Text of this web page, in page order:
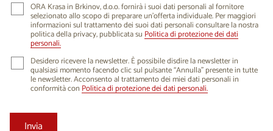
ORA Krasa in Brkinov, d.o.o. fornirà i suoi dati personali al fornitore
selezionato allo scopo di preparare un'offerta individuale. Per maggiori
informazioni sul trattamento dei suoi dati personali consultare la nostra
politica della privacy, pubblicata su Politica di protezione dei dati
personali.
Desidero ricevere la newsletter. È possibile disdire la newsletter in
qualsiasi momento facendo clic sul pulsante “Annulla” presente in tutte
le newsletter. Acconsento al trattamento dei miei dati personali in
conformità con Politica di protezione dei dati personali.